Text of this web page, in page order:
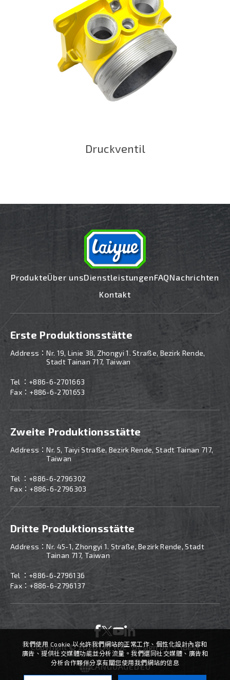
Druckventil
ProdukteÜber unsDienstleistungenFAQNachrichten
Kontakt
Erste Produktionsstätte
Address：Nr. 19, Linie 38, Zhongyi 1. Straße, Bezirk Rende,
Stadt Tainan 717, Taiwan
Tel ： +886-6-2701663
Fax：+886-6-2701653
Zweite Produktionsstätte
Address：Nr. 5, Taiyi Straße, Bezirk Rende, Stadt Tainan 717,
Taiwan
Tel ： +886-6-2796302
Fax：+886-6-2796303
Dritte Produktionsstätte
Address：Nr. 45-1, Zhongyi 1. Straße, Bezirk Rende, Stadt
Tainan 717, Taiwan
Tel ： +886-6-2796136
Fax：+886-6-2796137
Copyright © 2026 LAI YUE Design by -iBest
LANGUAGEDEU
我們使用 Cookie 以允許我們網站的正常工作、個性化設計內容和
廣告、提供社交媒體功能並分析流量。我們還同社交媒體、廣告和
分析合作夥伴分享有關您使用我們網站的信息